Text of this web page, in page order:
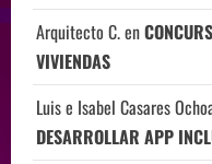
Arquitecto C.en
VIVIENDAS
Luis e Isabel Casares
DESARROLLAR APP